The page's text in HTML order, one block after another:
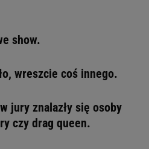
show.
wreszcie coś innego.
jury znalazły się osoby
czy drag queen.